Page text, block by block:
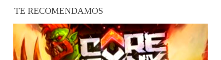
TE RECOMENDAMOS